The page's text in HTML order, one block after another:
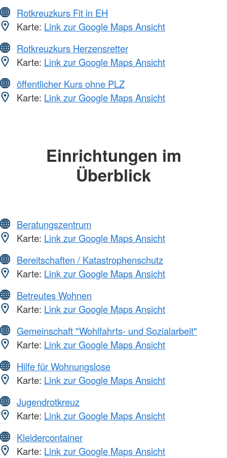
Rotkreuzkurs Fit in EH
Karte: Link zur Google Maps Ansicht
Rotkreuzkurs Herzensretter
Karte: Link zur Google Maps Ansicht
öffentlicher Kurs ohne PLZ
Karte: Link zur Google Maps Ansicht
Einrichtungen im
Überblick
Beratungszentrum
Karte: Link zur Google Maps Ansicht
Bereitschaften / Katastrophenschutz
Karte: Link zur Google Maps Ansicht
Betreutes Wohnen
Karte: Link zur Google Maps Ansicht
Gemeinschaft "Wohlfahrts- und Sozialarbeit"
Karte: Link zur Google Maps Ansicht
Hilfe für Wohnungslose
Karte: Link zur Google Maps Ansicht
Jugendrotkreuz
Karte: Link zur Google Maps Ansicht
Kleidercontainer
Karte: Link zur Google Maps Ansicht